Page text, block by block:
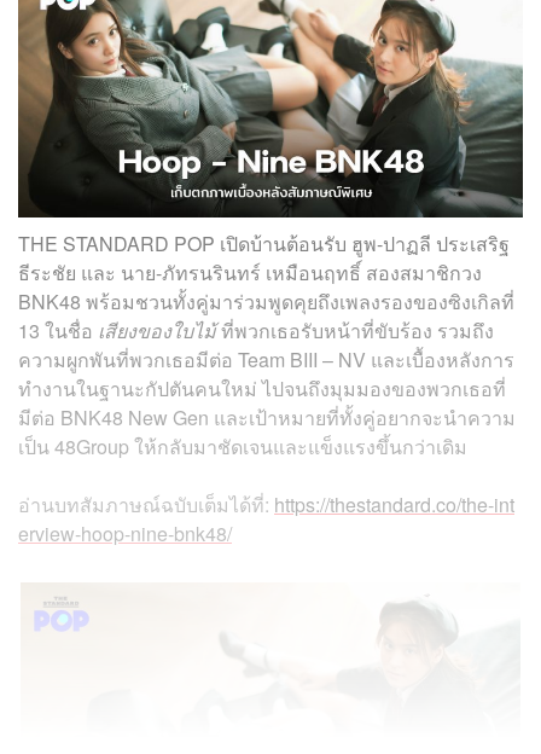
THE STANDARD POP เปิดบ้านต้อนรับ ฮูพ-ปาฏลี ประเสริฐ
ธีระชัย และ นาย-ภัทรนรินทร์ เหมือนฤทธิ์ สองสมาชิกวง
BNK48 พร้อมชวนทั้งคู่มาร่วมพูดคุยถึงเพลงรองของซิงเกิลที่
13 ในชื่อ เสียงของใบไม้ที่พวกเธอรับหน้าที่ขับร้อง รวมถึง
ความผูกพันที่พวกเธอมีต่อ Team BIII – NV และเบื้องหลังการ
ทำงานในฐานะกัปตันคนใหม่ ไปจนถึงมุมมองของพวกเธอที่
มีต่อ BNK48 New Gen และเป้าหมายที่ทั้งคู่อยากจะนำความ
เป็น 48Group ให้กลับมาชัดเจนและแข็งแรงขึ้นกว่าเดิม
อ่านบทสัมภาษณ์ฉบับเต็มได้ที่: https://thestandard.co/the-int
erview-hoop-nine-bnk48/